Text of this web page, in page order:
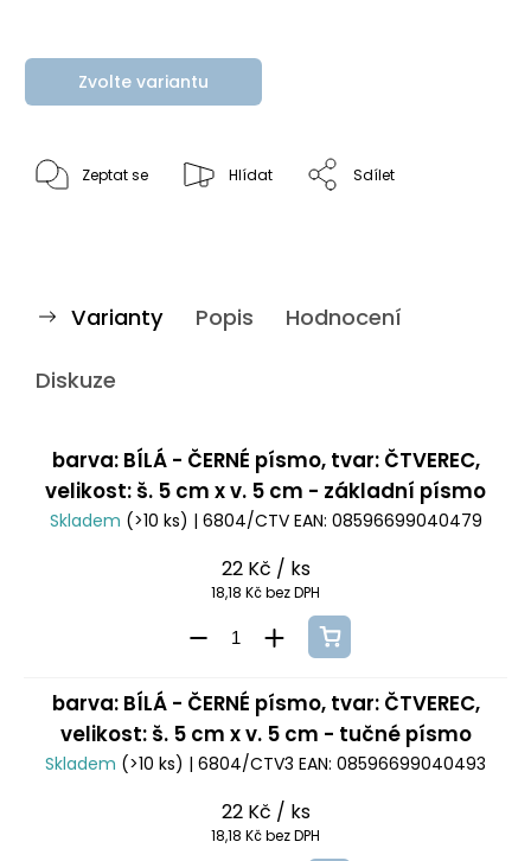
Zvolte variantu
Zeptat se Hlídat Sdílet
Varianty Popis Hodnocení
Diskuze
barva: BÍLÁ - ČERNÉ písmo, tvar: ČTVEREC,
velikost: š. 5 cm x v. 5 cm - základní písmo
Skladem (>10 ks) | 6804/CTV EAN: 08596699040479
22 Kč / ks
18,18 Kč bez DPH
barva: BÍLÁ - ČERNÉ písmo, tvar: ČTVEREC,
velikost: š. 5 cm x v. 5 cm - tučné písmo
Skladem (>10 ks) | 6804/CTV3 EAN: 08596699040493
22 Kč / ks
18,18 Kč bez DPH